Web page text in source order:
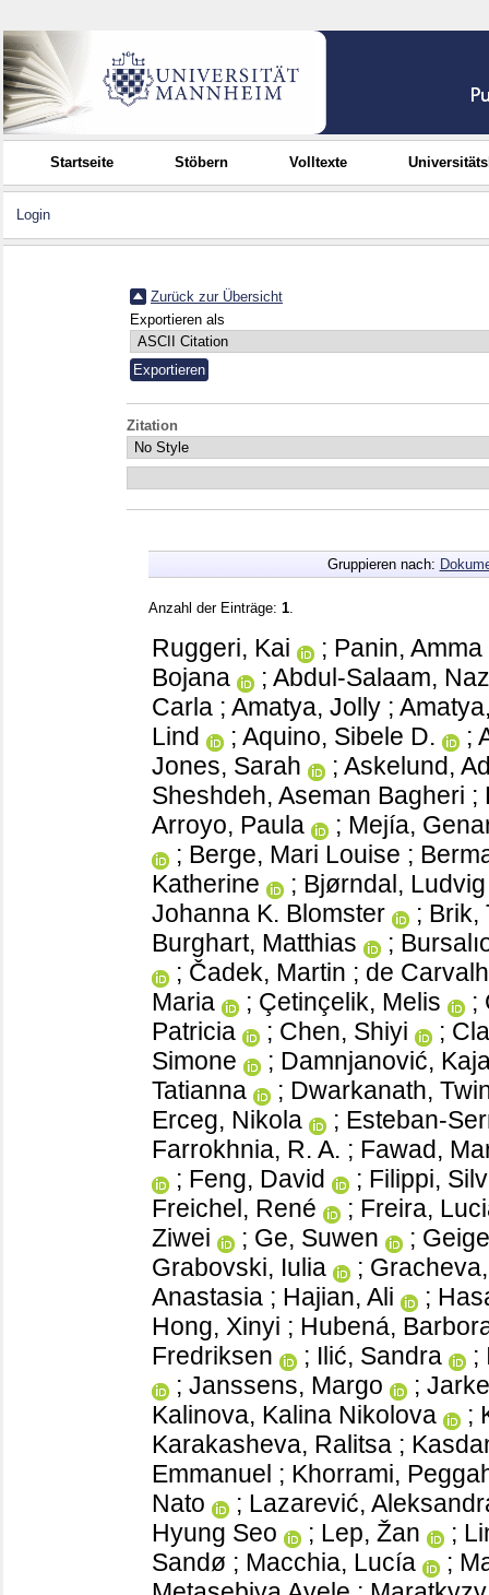
Startseite Stöbern Volltexte
Login
Zurück zur Übersicht
Exportieren als
Zitation
Gruppieren nach:
Anzahl der Einträge: 1
Ruggeri, Kai ; Panin, Amma
Bojana
; Abdul-Salaam,
Carla ; Amatya, Jolly ;
Lind
; Aquino, Sibele D. ;
Jones, Sarah
; Askelund,
Sheshdeh, Aseman Bagheri ;
Arroyo, Paula
; Mejía,
; Berge, Mari Louise ;
Katherine
; Bjørndal,
Johanna K. Blomster
; Brik,
Burghart, Matthias
;
; Čadek, Martin ; de
Maria
; Çetinçelik, Melis ;
Patricia
; Chen, Shiyi ;
Simone
; Damnjanović,
Tatianna
; Dwarkanath,
Erceg, Nikola
; Esteban-
Farrokhnia, R. A. ; Fawad,
; Feng, David ; Filippi,
Freichel, René
; Freira,
Ziwei
; Ge, Suwen ;
Grabovski, Iulia
;
Anastasia ; Hajian, Ali ;
Hong, Xinyi ; Hubená,
Fredriksen
; Ilić, Sandra ;
; Janssens, Margo ;
Kalinova, Kalina Nikolova
;
Karakasheva, Ralitsa ;
Emmanuel ; Khorrami,
Nato
; Lazarević,
Hyung Seo
; Lep, Žan ;
Sandø ; Macchia, Lucía ;